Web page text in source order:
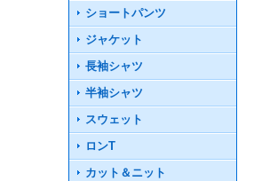
ショートパンツ
ジャケット
長袖シャツ
半袖シャツ
スウェット
ロンT
カット＆ニット